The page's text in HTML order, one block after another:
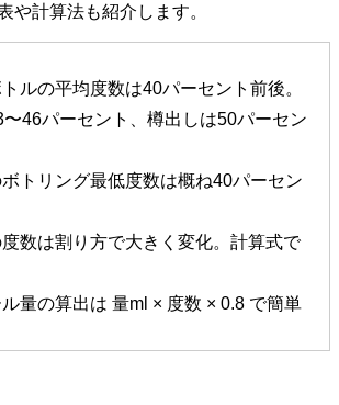
や計算法も紹介します。
ルの平均度数は40パーセント前後。
〜46パーセント、樽出しは50パーセン
トリング最低度数は概ね40パーセン
数は割り方で大きく変化。計算式で
量の算出は 量ml × 度数 × 0.8 で簡単